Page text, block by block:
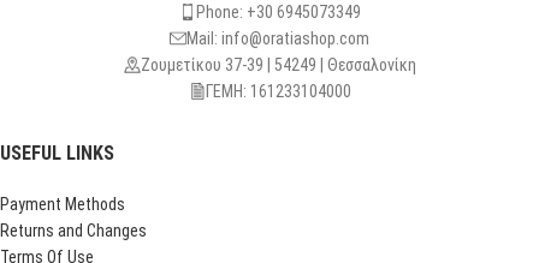
Phone: +30 6945073349
Mail: info@oratiashop.com
Ζουμετίκου 37-39 | 54249 | Θεσσαλονίκη
ΓΕΜΗ: 161233104000
USEFUL LINKS
Payment Methods
Returns and Changes
Terms Of Use